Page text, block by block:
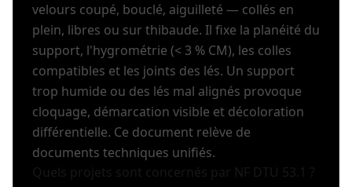
velours coupé, bouclé, aiguilleté — collés en
plein, libres ou sur thibaude. Il fixe la planéité du
support, l'hygrométrie (< 3 % CM), les colles
compatibles et les joints des lés. Un support
trop humide ou des lés mal alignés provoque
cloquage, démarcation visible et décoloration
différentielle. Ce document relève de
documents techniques unifiés.